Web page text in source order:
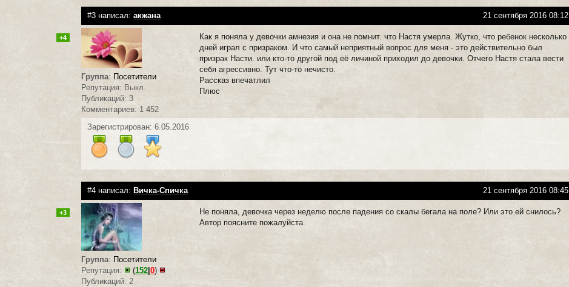
#3 написал:акжана 21 сентября 2016 08:12
+4
Группа: Посетители
Репутация: Выкл.
Публикаций: 3
Комментариев: 1 452
Как я поняла у девочки амнезия и она не помнит. что Настя умерла. Жутко, что ребенок несколько
дней играл с призраком. И что самый неприятный вопрос для меня - это действительно был
призрак Насти. или кто-то другой под её личиной приходил до девочки. Отчего Настя стала вести
себя агрессивно. Тут что-то нечисто.
Рассказ впечатлил
Плюс
Зарегистрирован: 6.05.2016
#4 написал: Вичка-Спичка 21 сентября 2016 08:45
+3
Группа: Посетители
Репутация:
(152 |0)
Публикаций: 2
Не поняла, девочка через неделю после падения со скалы бегала на поле? Или это ей снилось?
Автор поясните пожалуйста.